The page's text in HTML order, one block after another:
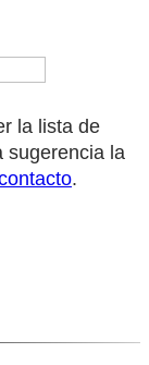
la lista de
sugerencia la
.